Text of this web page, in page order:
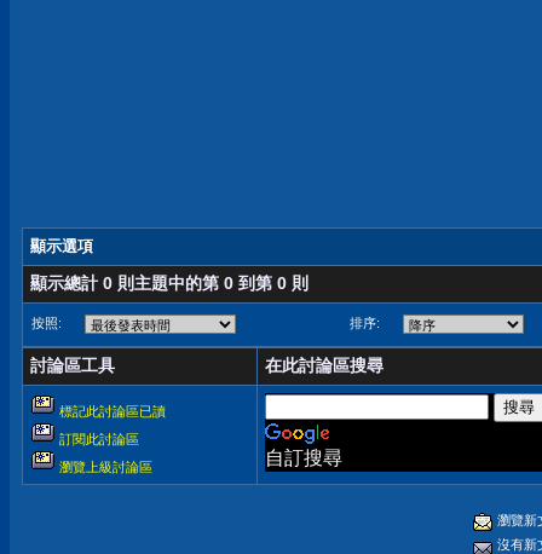
顯示選項
顯示總計 0 則主題中的第 0 到第 0 則
按照: 排序:
討論區工具 在此討論區搜尋
標記此討論區已讀
訂閱此討論區
瀏覽上級討論區
自訂搜尋
瀏覽新
沒有新